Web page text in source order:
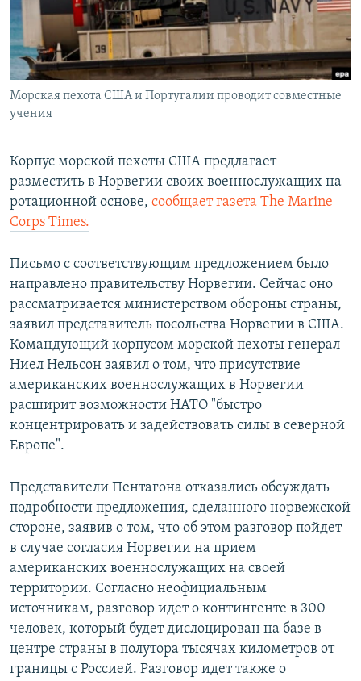
Հայերեն
English
Русский
Морская пехота США и Португалии проводит совместные
учения
Корпус морской пехоты США предлагает
разместить в Норвегии своих военнослужащих на
ротационной основе, сообщает газета The Marine
Corps Times.
Письмо с соответствующим предложением было
направлено правительству Норвегии. Сейчас оно
рассматривается министерством обороны страны,
заявил представитель посольства Норвегии в США.
Командующий корпусом морской пехоты генерал
Ниел Нельсон заявил о том, что присутствие
американских военнослужащих в Норвегии
расширит возможности НАТО "быстро
концентрировать и задействовать силы в северной
Европе".
Представители Пентагона отказались обсуждать
подробности предложения, сделанного норвежской
стороне, заявив о том, что об этом разговор пойдет
в случае согласия Норвегии на прием
американских военнослужащих на своей
территории. Согласно неофициальным
источникам, разговор идет о контингенте в 300
человек, который будет дислоцирован на базе в
центре страны в полутора тысячах километров от
границы с Россией. Разговор идет также о